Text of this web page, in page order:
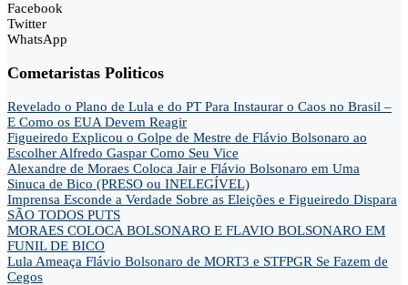
Facebook
Twitter
WhatsApp
Cometaristas Politicos
Revelado o Plano de Lula e do PT Para Instaurar o Caos no Brasil –
E Como os EUA Devem Reagir
Figueiredo Explicou o Golpe de Mestre de Flávio Bolsonaro ao
Escolher Alfredo Gaspar Como Seu Vice
Alexandre de Moraes Coloca Jair e Flávio Bolsonaro em Uma
Sinuca de Bico (PRESO ou INELEGÍVEL)
Imprensa Esconde a Verdade Sobre as Eleições e Figueiredo Dispara
SÃO TODOS PUTS
MORAES COLOCA BOLSONARO E FLAVIO BOLSONARO EM
FUNIL DE BICO
Lula Ameaça Flávio Bolsonaro de MORT3 e STFPGR Se Fazem de
Cegos